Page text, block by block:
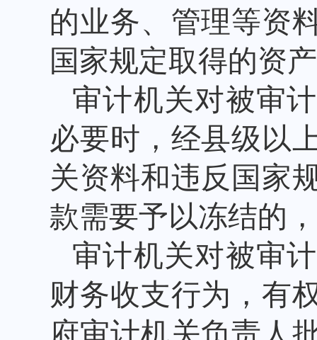
的业务、管理等资
国家规定取得的资
审计机关对被审
必要时，经县级以
关资料和违反国家
款需要予以冻结的
审计机关对被审
财务收支行为，有